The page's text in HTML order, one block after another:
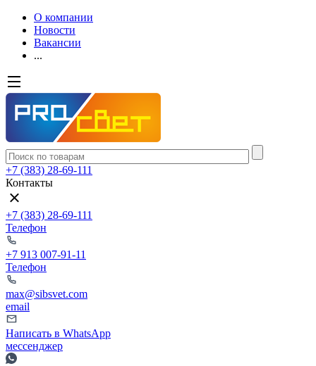
О компании
Новости
Вакансии
...
+7 (383) 28-69-111
Контакты
+7 (383) 28-69-111
Телефон
+7 913 007-91-11
Телефон
max@sibsvet.com
email
Написать в WhatsApp
мессенджер